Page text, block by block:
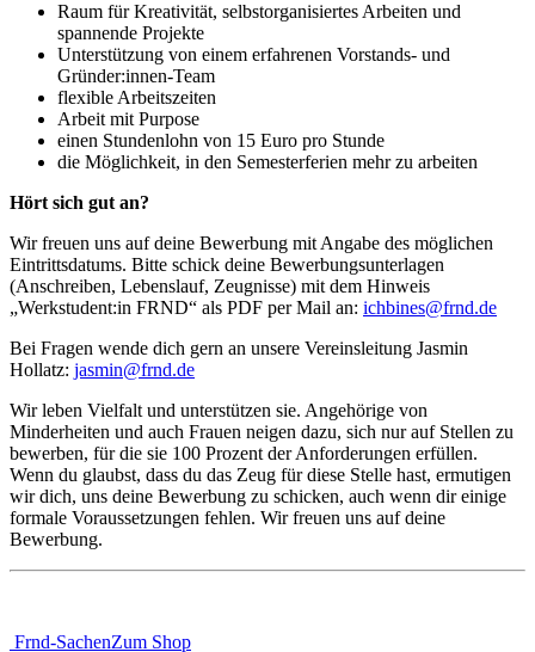
Raum für Kreativität, selbstorganisiertes Arbeiten und
spannende Projekte
Unterstützung von einem erfahrenen Vorstands- und
Gründer:innen-Team
flexible Arbeitszeiten
Arbeit mit Purpose
einen Stundenlohn von 15 Euro pro Stunde
die Möglichkeit, in den Semesterferien mehr zu arbeiten
Hört sich gut an?
Wir freuen uns auf deine Bewerbung mit Angabe des möglichen
Eintrittsdatums. Bitte schick deine Bewerbungsunterlagen
(Anschreiben, Lebenslauf, Zeugnisse) mit dem Hinweis
„Werkstudent:in FRND“ als PDF per Mail an: ichbines@frnd.de
Bei Fragen wende dich gern an unsere Vereinsleitung Jasmin
Hollatz: jasmin@frnd.de
Wir leben Vielfalt und unterstützen sie. Angehörige von
Minderheiten und auch Frauen neigen dazu, sich nur auf Stellen zu
bewerben, für die sie 100 Prozent der Anforderungen erfüllen.
Wenn du glaubst, dass du das Zeug für diese Stelle hast, ermutigen
wir dich, uns deine Bewerbung zu schicken, auch wenn dir einige
formale Voraussetzungen fehlen. Wir freuen uns auf deine
Bewerbung.
Frnd-SachenZum Shop